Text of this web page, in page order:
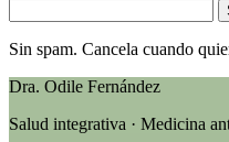
Sin spam. Cancela cuando
Dra. Odile Fernández
Salud integrativa · Medicina